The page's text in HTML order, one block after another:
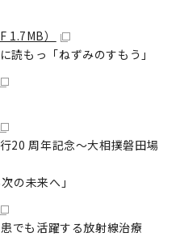
1.7MB）
読もっ「ねずみのすもう」
20 周年記念〜大相撲磐田場
の未来へ」
でも活躍する放射線治療